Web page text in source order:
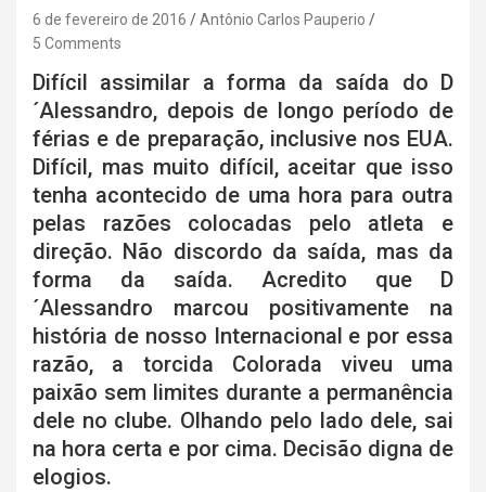
6 de fevereiro de 2016
Antônio Carlos Pauperio
5 Comments
Difícil assimilar a forma da saída do D
´Alessandro, depois de longo período de
férias e de preparação, inclusive nos EUA.
Difícil, mas muito difícil, aceitar que isso
tenha acontecido de uma hora para outra
pelas razões colocadas pelo atleta e
direção. Não discordo da saída, mas da
forma da saída. Acredito que D
´Alessandro marcou positivamente na
história de nosso Internacional e por essa
razão, a torcida Colorada viveu uma
paixão sem limites durante a permanência
dele no clube. Olhando pelo lado dele, sai
na hora certa e por cima. Decisão digna de
elogios.